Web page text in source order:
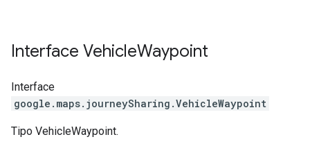
Interface VehicleWaypoint
Interface
google.maps.journeySharing .VehicleWaypoint
Tipo VehicleWaypoint.